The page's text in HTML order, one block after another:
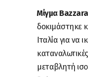
Μίγμα Bazzara
δοκιμάστηκε
Ιταλία για να
μεταβλητή